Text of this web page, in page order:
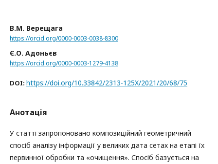
В.М. Верещага
https://orcid.org/0000-0003-0038-8300
Є.О. Адоньєв
https://orcid.org/0000-0003-1279-4138
DOI: https://doi.org/10.33842/2313-125X/2021/20/68/75
Анотація
У статті запропоновано композиційний геометричний
спосіб аналізу інформації у великих дата сетах на етапі їх
первинної обробки та «очищення». Спосіб базується на